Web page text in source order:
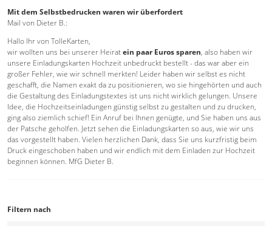
Mit dem Selbstbedrucken waren wir überfordert
Mail von Dieter B.:
Hallo Ihr von TolleKarten,
wir wollten uns bei unserer Heiratein paar Euros sparen, also haben wir
unsere Einladungskarten Hochzeit unbedruckt bestellt - das war aber ein
großer Fehler, wie wir schnell merkten! Leider haben wir selbst es nicht
geschafft, die Namen exakt da zu positionieren, wo sie hingehörten und auch
die Gestaltung des Einladungstextes ist uns nicht wirklich gelungen. Unsere
Idee, die Hochzeitseinladungen günstig selbst zu gestalten und zu drucken,
ging also ziemlich schief! Ein Anruf bei Ihnen genügte, und Sie haben uns aus
der Patsche geholfen. Jetzt sehen die Einladungskarten so aus, wie wir uns
das vorgestellt haben. Vielen herzlichen Dank, dass Sie uns kurzfristig beim
Druck eingeschoben haben und wir endlich mit dem Einladen zur Hochzeit
beginnen können. MfG Dieter B.
Filtern nach